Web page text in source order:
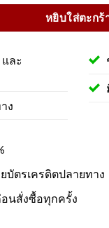
หยิบใส่ตะกร้
ละ
ง
บัตรเครดิตปลายทาง
นสั่งซื้อทุกครั้ง